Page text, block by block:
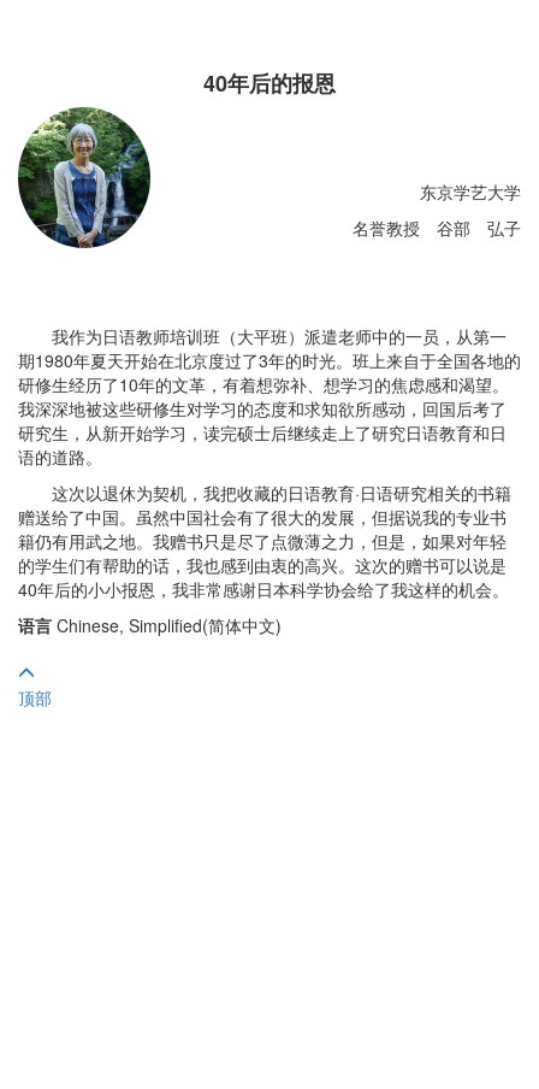
40年后的报恩
东京学艺大学
名誉教授 谷部 弘子
我作为日语教师培训班（大平班）派遣老师中的一员，从第一
期1980年夏天开始在北京度过了3年的时光。班上来自于全国各地的
研修生经历了10年的文革，有着想弥补、想学习的焦虑感和渴望。
我深深地被这些研修生对学习的态度和求知欲所感动，回国后考了
研究生，从新开始学习，读完硕士后继续走上了研究日语教育和日
语的道路。
这次以退休为契机，我把收藏的日语教育·日语研究相关的书籍
赠送给了中国。虽然中国社会有了很大的发展，但据说我的专业书
籍仍有用武之地。我赠书只是尽了点微薄之力，但是，如果对年轻
的学生们有帮助的话，我也感到由衷的高兴。这次的赠书可以说是
40年后的小小报恩，我非常感谢日本科学协会给了我这样的机会。
语言 Chinese, Simplified(简体中文)
顶部